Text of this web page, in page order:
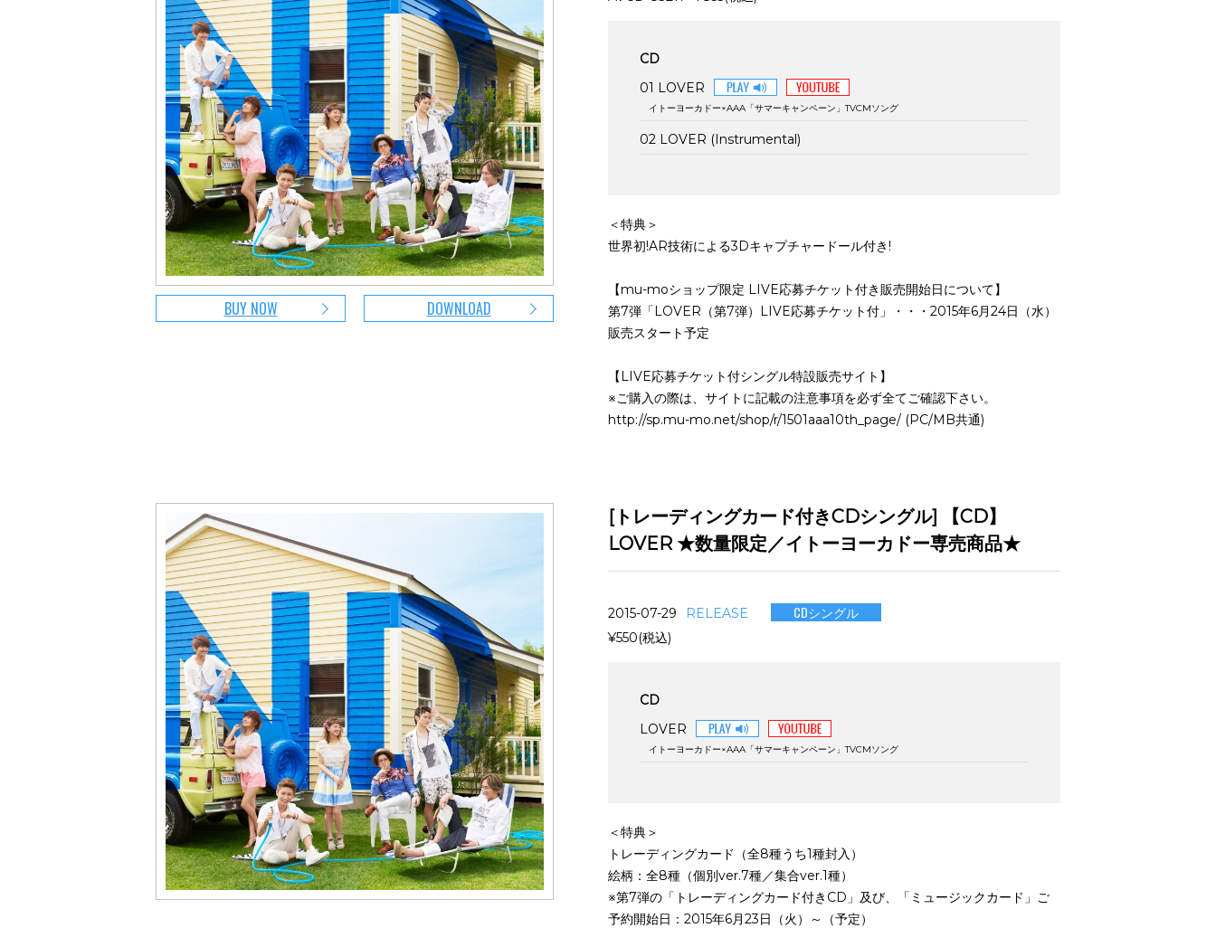
BUY NOW DOWNLOAD
CD
01 LOVER
イトーヨーカドー×AAA「サマーキャンペーン」TVCMソング
02 LOVER (Instrumental)
＜特典＞
世界初!AR技術による3Dキャプチャードール付き!
【mu-moショップ限定 LIVE応募チケット付き販売開始日について】
第7弾「LOVER（第7弾）LIVE応募チケット付」・・・2015年6月24日（水）
販売スタート予定
【LIVE応募チケット付シングル特設販売サイト】
※ご購入の際は、サイトに記載の注意事項を必ず全てご確認下さい。
http://sp.mu-mo.net/shop/r/1501aaa10th_page/ (PC/MB共通)
[トレーディングカード付きCDシングル] 【CD】
LOVER ★数量限定／イトーヨーカドー専売商品★
2015-07-29 RELEASE CDシングル
¥550(税込)
CD
LOVER
イトーヨーカドー×AAA「サマーキャンペーン」TVCMソング
＜特典＞
トレーディングカード（全8種うち1種封入）
絵柄：全8種（個別ver.7種／集合ver.1種）
※第7弾の「トレーディングカード付きCD」及び、「ミュージックカード」ご
予約開始日：2015年6月23日（火）～（予定）